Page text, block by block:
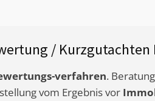
/ Kurzgutachten
verfahren.
vom Ergebnis vor